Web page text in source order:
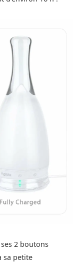
2 boutons
sa petite